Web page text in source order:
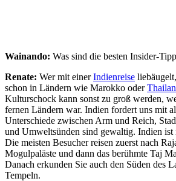
Wainando: Was sind die besten Insider-
Renate: Wer mit einerIndienreise
schon in Ländern wie Marokko oder
Kulturschock kann sonst zu groß werden,
fernen Ländern war. Indien fordert uns mit
Unterschiede zwischen Arm und Reich,
und Umweltsünden sind gewaltig. Indien
Die meisten Besucher reisen zuerst nach
Mogulpaläste und dann das berühmte Taj
Danach erkunden Sie auch den Süden des
Tempeln.